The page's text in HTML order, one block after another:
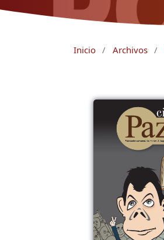
Inicio / Archivos /